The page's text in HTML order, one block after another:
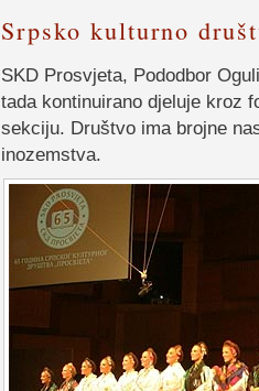
Srpsko kulturno
SKD Prosvjeta, Pododbor
tada kontinuirano djeluje kroz
sekciju. Društvo ima brojne
inozemstva.